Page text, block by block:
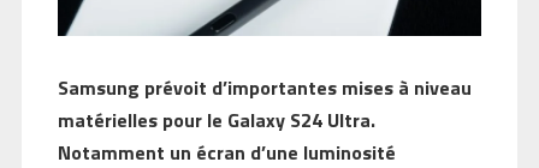
Samsung prévoit d’importantes mises à niveau
matérielles pour le Galaxy S24 Ultra.
Notamment un écran d’une luminosité